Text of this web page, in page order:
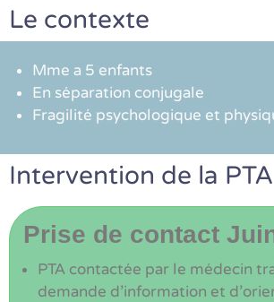
Le contexte
Mme a 5 enfants
En séparation conjugale
Fragilité psychologique et
Intervention de la PTA
Prise de contact
PTA contactée par le médecin
demande d’information et